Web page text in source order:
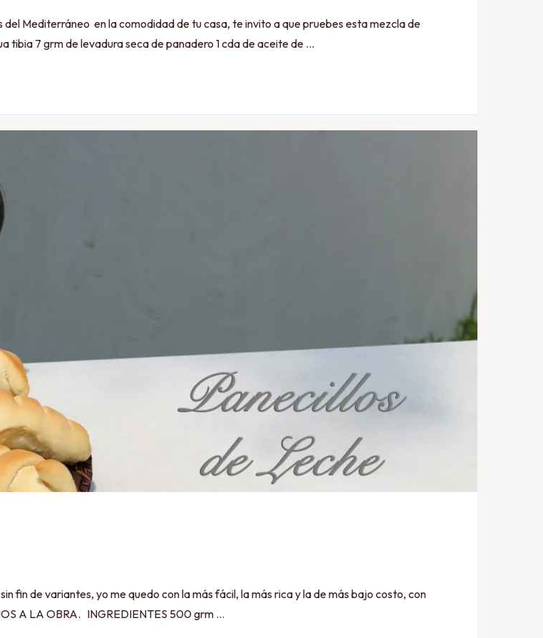
Mediterráneo en la comodidad de tu casa, te invito a que pruebes esta mezcla de
tibia 7 grm de levadura seca de panadero 1 cda de aceite de …
fin de variantes, yo me quedo con la más fácil, la más rica y la de más bajo costo, con
A LA OBRA. INGREDIENTES 500 grm …